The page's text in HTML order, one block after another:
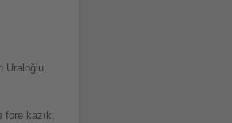
Uraloğlu,
fore kazık,